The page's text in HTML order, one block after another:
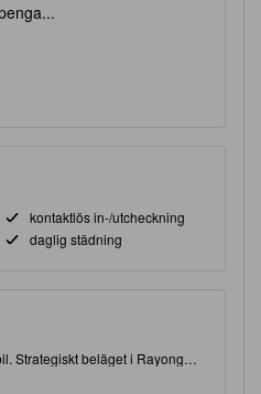
kontaktlös in-/utcheckning
daglig städning
Strategiskt beläget i Rayong